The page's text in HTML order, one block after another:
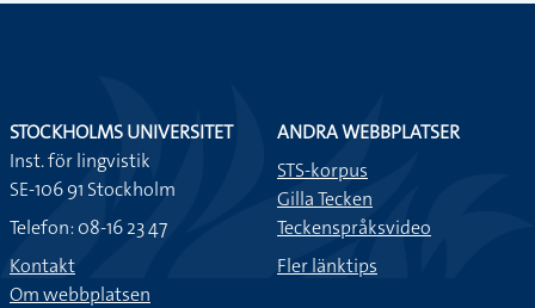
STOCKHOLMS UNIVERSITET
Inst. för lingvistik
SE-106 91 Stockholm
Telefon: 08-16 23 47
Kontakt
Om webbplatsen
ANDRA WEBBPLATSER
STS-korpus
Gilla Tecken
Teckenspråksvideo
Fler länktips